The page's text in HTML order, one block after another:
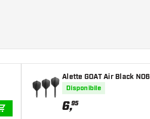
AGGIUNGI AL CARRELLO
Alette GOAT Air Black NO6
Disponibile
6,95